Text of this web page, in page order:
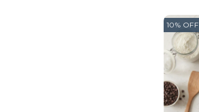
10% OFF